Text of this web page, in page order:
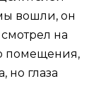
вошли, он
на
помещения,
но глаза